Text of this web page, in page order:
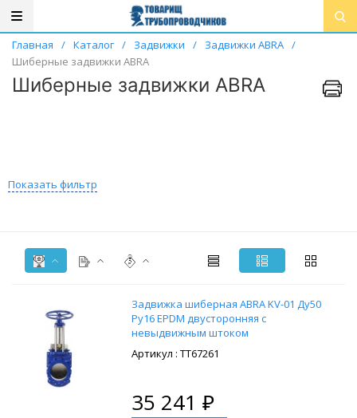
Главная / Каталог / Задвижки / Задвижки ABRA /
Шиберные задвижки ABRA
Шиберные задвижки ABRA
Показать фильтр
Задвижка шиберная ABRA KV-01 Ду50
Ру16 EPDM двусторонняя с
невыдвижным штоком
: ТТ67261
35 241 ₽